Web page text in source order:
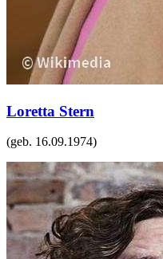
Loretta Stern
(geb. 16.09.1974)